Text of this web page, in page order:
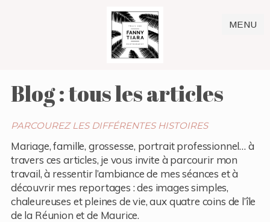
MENU
Blog : tous les articles
PARCOUREZ LES DIFFÉRENTES HISTOIRES
Mariage, famille, grossesse, portrait professionnel… à
travers ces articles, je vous invite à parcourir mon
travail, à ressentir l’ambiance de mes séances et à
découvrir mes reportages : des images simples,
chaleureuses et pleines de vie, aux quatre coins de l’île
de la Réunion et de Maurice.